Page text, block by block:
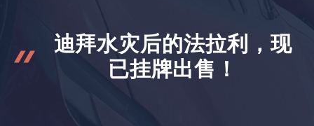
迪拜水灾后的法拉利，现
已挂牌出售！